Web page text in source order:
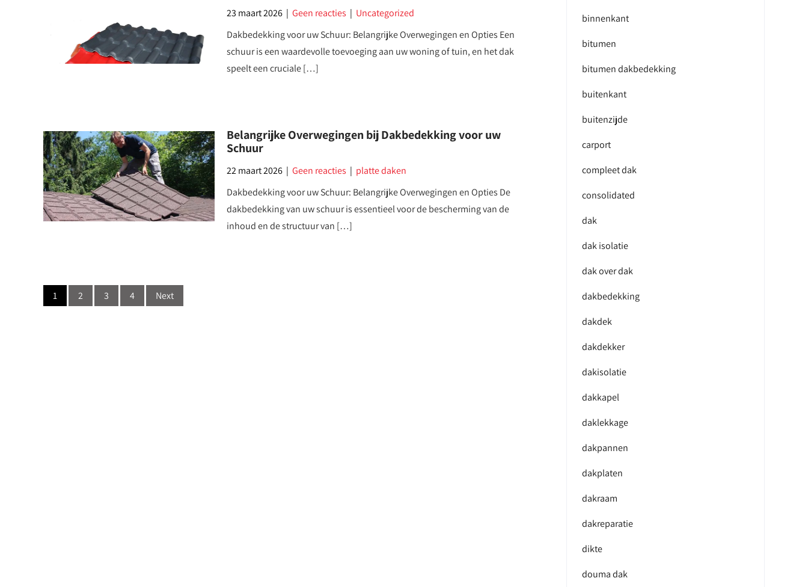
23 maart 2026 |Geen reacties | Uncategorized
Dakbedekking voor uw Schuur: Belangrijke Overwegingen en Opties Een
schuur is een waardevolle toevoeging aan uw woning of tuin, en het dak
speelt een cruciale […]
Belangrijke Overwegingen bij Dakbedekking voor uw
Schuur
22 maart 2026 |Geen reacties | platte daken
Dakbedekking voor uw Schuur: Belangrijke Overwegingen en Opties De
dakbedekking van uw schuur is essentieel voor de bescherming van de
inhoud en de structuur van […]
Posts
navigation
1 2 3 4 Next
binnenkant
bitumen
bitumen dakbedekking
buitenkant
buitenzijde
carport
compleet dak
consolidated
dak
dak isolatie
dak over dak
dakbedekking
dakdek
dakdekker
dakisolatie
dakkapel
daklekkage
dakpannen
dakplaten
dakraam
dakreparatie
dikte
douma dak